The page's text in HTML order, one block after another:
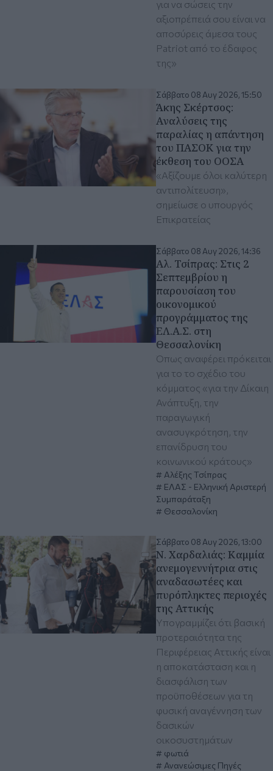
για να σώσεις την
αξιοπρέπειά σου είναι να
αποσύρεις άμεσα τους
Patriot από το έδαφος
της»
Σάββατο 08 Αυγ 2026, 15:50
Άκης Σκέρτσος:
Aναλύσεις της
παραλίας η απάντηση
του ΠΑΣΟΚ για την
έκθεση του ΟΟΣΑ
«Αξίζουμε όλοι καλύτερη
αντιπολίτευση»,
σημείωσε ο υπουργός
Επικρατείας
Σάββατο 08 Αυγ 2026, 14:36
Αλ. Τσίπρας: Στις 2
Σεπτεμβρίου η
παρουσίαση του
οικονομικού
προγράμματος της
ΕΛ.Α.Σ. στη
Θεσσαλονίκη
Όπως αναφέρει πρόκειται
για το το σχέδιο του
κόμματος «για την Δίκαιη
Ανάπτυξη, την
παραγωγική
ανασυγκρότηση, την
επανίδρυση του
κοινωνικού κράτους»
Αλέξης Τσίπρας
ΕΛΑΣ - Ελληνική Αριστερή
Συμπαράταξη
Θεσσαλονίκη
Σάββατο 08 Αυγ 2026, 13:00
Ν. Χαρδαλιάς: Καμμία
ανεμογεννήτρια στις
αναδασωτέες και
πυρόπληκτες περιοχές
της Αττικής
Υπογραμμίζει ότι βασική
προτεραιότητα της
Περιφέρειας Αττικής είναι
η αποκατάσταση και η
διασφάλιση των
προϋποθέσεων για τη
φυσική αναγέννηση των
δασικών
οικοσυστημάτων
φωτιά
Ανανεώσιμες Πηγές